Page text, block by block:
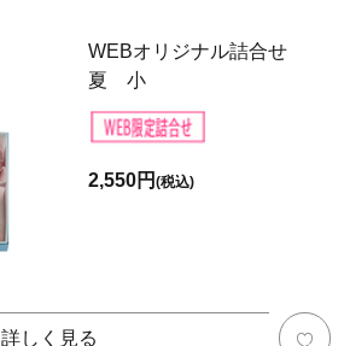
WEBオリジナル詰合せ
夏 小
2,550円(税込)
詳しく見る